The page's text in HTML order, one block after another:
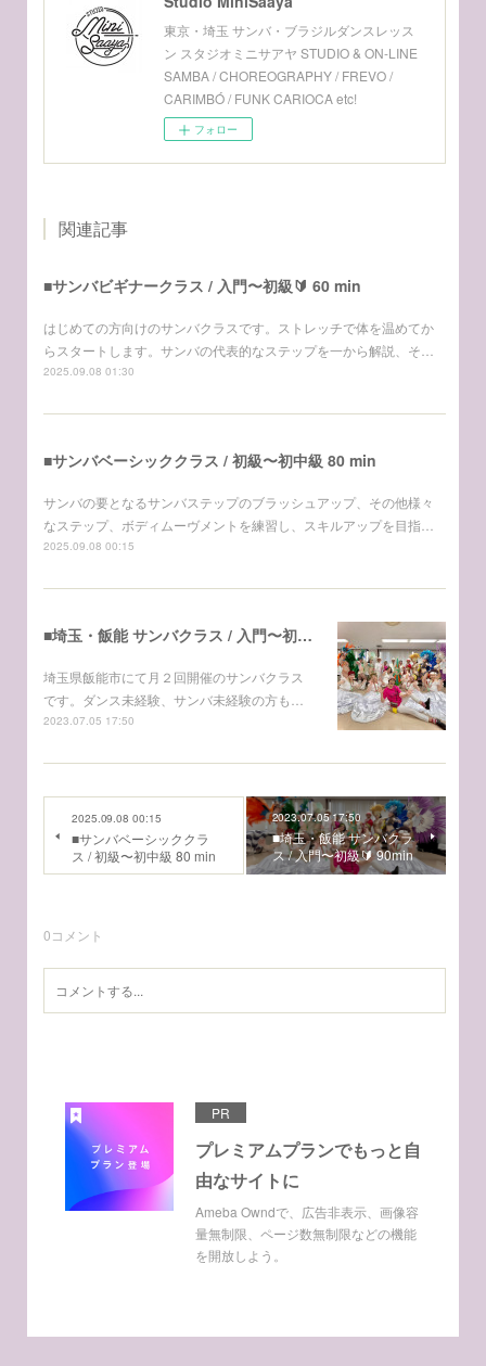
東京・埼玉 サンバ・ブラジルダンスレッス
ン スタジオミニサアヤ STUDIO & ON-LINE
SAMBA / CHOREOGRAPHY / FREVO /
CARIMBÓ / FUNK CARIOCA etc!
フォロー
関連記事
■サンバビギナークラス / 入門〜初級🔰 60 min
はじめての方向けのサンバクラスです。ストレッチで体を温めてか
らスタートします。サンバの代表的なステップを一から解説、そ…
2025.09.08 01:30
■サンバベーシッククラス / 初級〜初中級 80 min
サンバの要となるサンバステップのブラッシュアップ、その他様々
なステップ、ボディムーヴメントを練習し、スキルアップを目指…
2025.09.08 00:15
■埼玉・飯能 サンバクラス / 入門〜初級🔰 90min
埼玉県飯能市にて月２回開催のサンバクラス
です。ダンス未経験、サンバ未経験の方も…
2023.07.05 17:50
2025.09.08 00:15
■サンバベーシッククラ
ス / 初級〜初中級 80 min
2023.07.05 17:50
■埼玉・飯能 サンバクラ
ス / 入門〜初級🔰 90min
0コメント
PR
プレミアムプランでもっと自
由なサイトに
Ameba Owndで、広告非表示、画像容
量無制限、ページ数無制限などの機能
を開放しよう。